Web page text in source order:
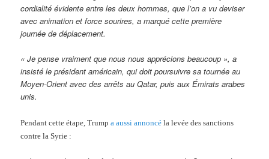
cordialité évidente entre les deux hommes, que l’on a vu deviser
avec animation et force sourires, a marqué cette première
journée de déplacement.
« Je pense vraiment que nous nous apprécions beaucoup », a
insisté le président américain, qui doit poursuivre sa tournée au
Moyen-Orient avec des arrêts au Qatar, puis aux Émirats arabes
unis.
Pendant cette étape, Trumpa aussi annoncé la levée des sanctions
contre la Syrie :